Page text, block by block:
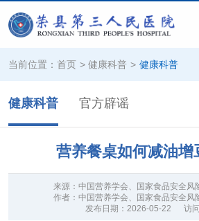
当前位置： 首页 > 健康科普 > 健康科普
健康科普 官方辟谣
营养餐桌如何减油增
来源： 中国营养学会、国家食品安全风
作者： 中国营养学会、国家食品安全风
发布日期： 2026-05-22 访